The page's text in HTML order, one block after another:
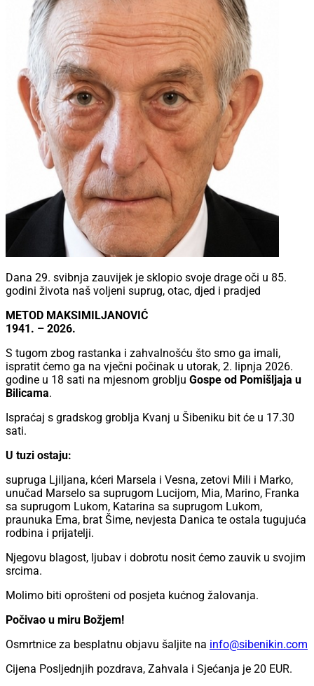
Dana 29. svibnja zauvijek je sklopio svoje drage oči u 85.
godini života naš voljeni suprug, otac, djed i pradjed
METOD MAKSIMILJANOVIĆ
1941. – 2026.
S tugom zbog rastanka i zahvalnošću što smo ga imali,
ispratit ćemo ga na vječni počinak u utorak, 2. lipnja 2026.
godine u 18 sati na mjesnom groblju Gospe od Pomišljaja u
Bilicama.
Ispraćaj s gradskog groblja Kvanj u Šibeniku bit će u 17.30
sati.
U tuzi ostaju:
supruga Ljiljana, kćeri Marsela i Vesna, zetovi Mili i Marko,
unučad Marselo sa suprugom Lucijom, Mia, Marino, Franka
sa suprugom Lukom, Katarina sa suprugom Lukom,
praunuka Ema, brat Šime, nevjesta Danica te ostala tugujuća
rodbina i prijatelji.
Njegovu blagost, ljubav i dobrotu nosit ćemo zauvik u svojim
srcima.
Molimo biti oprošteni od posjeta kućnog žalovanja.
Počivao u miru Božjem!
Osmrtnice za besplatnu objavu šaljite na info@sibenikin.com
Cijena Posljednjih pozdrava, Zahvala i Sjećanja je 20 EUR.